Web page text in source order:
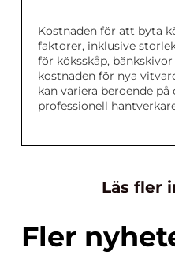
Kostnaden för att byta
faktorer, inklusive
för köksskåp,
kostnaden för nya
kan variera beroende
professionell
Läs fler
Fler